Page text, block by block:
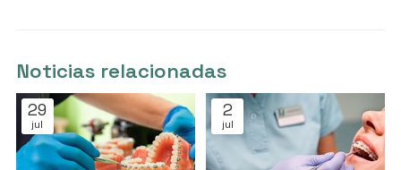
Noticias relacionadas
29
jul
2
jul